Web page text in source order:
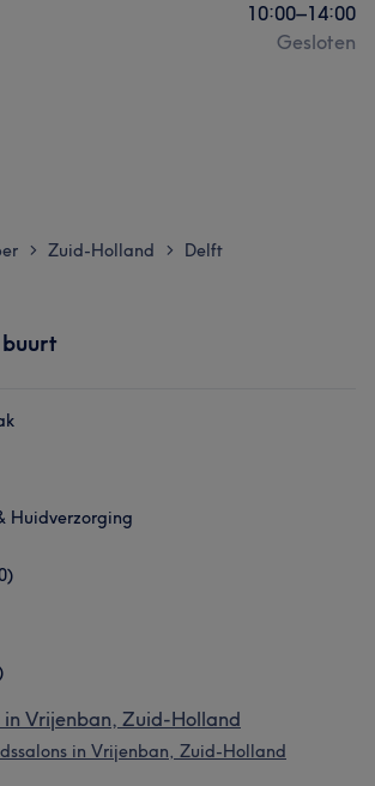
10:00–14:00
Gesloten
> Zuid-Holland > Delft
Huidverzorging
in Vrijenban, Zuid-Holland
in Vrijenban, Zuid-Holland